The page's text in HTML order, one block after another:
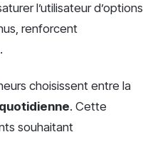
l’utilisateur d’options
renforcent
choisissent entre la
. Cette
souhaitant